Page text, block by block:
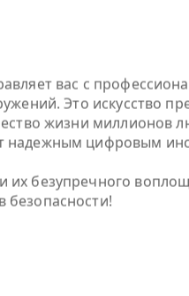
вас с
Это искусство
жизни миллионов
цифровым
безупречного
безопасности!